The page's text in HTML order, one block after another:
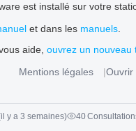
est installé sur votre
et dans les manuels.
aide,ouvrez un nouveau
Mentions légales
Ouvrir
y a 3 semaines) 40